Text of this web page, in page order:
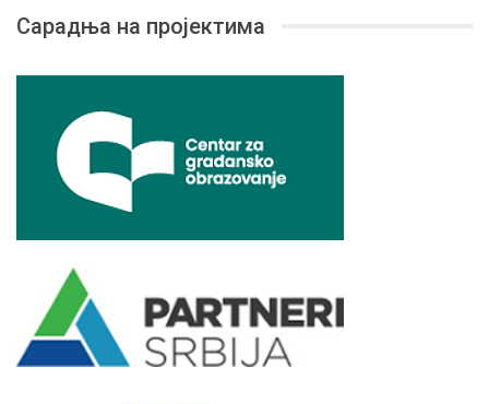
Сарадња на пројектима